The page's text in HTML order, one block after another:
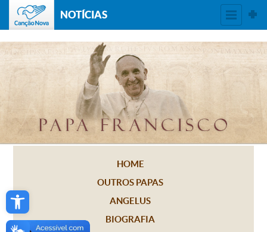
Open toolbar
NOTÍCIAS
HOME
OUTROS PAPAS
ANGELUS
BIOGRAFIA